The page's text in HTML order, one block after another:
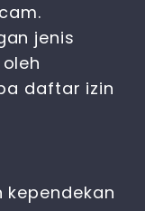
jenis
daftar izin
kependekan